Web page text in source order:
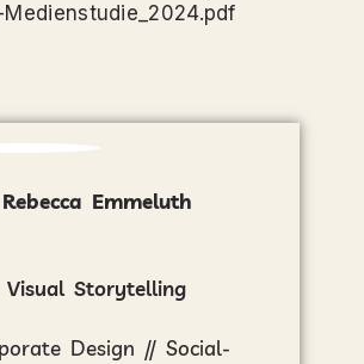
Medienstudie_2024.pdf
Rebecca Emmeluth
Visual Storytelling
Design // Social-